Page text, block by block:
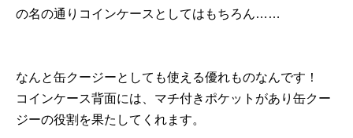
の名の通りコインケースとしてはもちろん……
なんと缶クージーとしても使える優れものなんです！
コインケース背面には、マチ付きポケットがあり缶クー
ジーの役割を果たしてくれます。